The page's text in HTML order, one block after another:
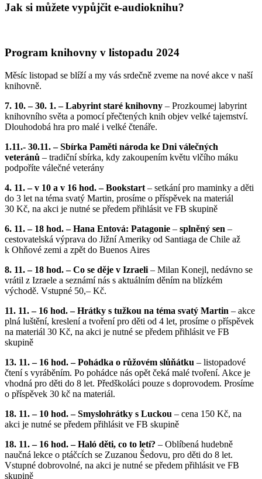
Jak si můžete vypůjčit e-audioknihu?
Program knihovny v listopadu 2024
Měsíc listopad se blíží a my vás srdečně zveme na nové akce v naší
knihovně.
7. 10. – 30. 1. – Labyrint staré knihovny – Prozkoumej labyrint
knihovního světa a pomocí přečtených knih objev velké tajemství.
Dlouhodobá hra pro malé i velké čtenáře.
1.11.- 30.11. – Sbírka Paměti národa ke Dni válečných
veteránů – tradiční sbírka, kdy zakoupením květu vlčího máku
podpoříte válečné veterány
4. 11. – v 10 a v 16 hod. – Bookstart – setkání pro maminky a děti
do 3 let na téma svatý Martin, prosíme o příspěvek na materiál
30 Kč, na akci je nutné se předem přihlásit ve FB skupině
6. 11. – 18 hod. – Hana Entová: Patagonie – splněný sen –
cestovatelská výprava do Jižní Ameriky od Santiaga de Chile až
k Ohňové zemi a zpět do Buenos Aires
8. 11. – 18 hod. – Co se děje v Izraeli – Milan Konejl, nedávno se
vrátil z Izraele a seznámí nás s aktuálním děním na blízkém
východě. Vstupné 50,– Kč.
11. 11. – 16 hod. – Hrátky s tužkou na téma svatý Martin – akce
plná luštění, kreslení a tvoření pro děti od 4 let, prosíme o příspěvek
na materiál 30 Kč, na akci je nutné se předem přihlásit ve FB
skupině
13. 11. – 16 hod. – Pohádka o růžovém slůňátku – listopadové
čtení s vyráběním. Po pohádce nás opět čeká malé tvoření. Akce je
vhodná pro děti do 8 let. Předškoláci pouze s doprovodem. Prosíme
o příspěvek 30 kč na materiál.
18. 11. – 10 hod. – Smyslohrátky s Luckou – cena 150 Kč, na
akci je nutné se předem přihlásit ve FB skupině
18. 11. – 16 hod. – Haló děti, co to letí? – Oblíbená hudebně
naučná lekce o ptáčcích se Zuzanou Šedovu, pro děti do 8 let.
Vstupné dobrovolné, na akci je nutné se předem přihlásit ve FB
skupině